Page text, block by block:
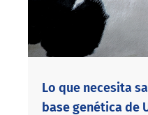
Lo que necesita
base genética de